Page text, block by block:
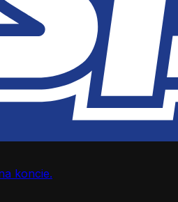
koncie.